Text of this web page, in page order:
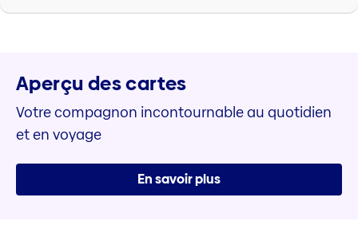
Aperçu des cartes
Votre compagnon incontournable au quotidien
et en voyage
En savoir plus